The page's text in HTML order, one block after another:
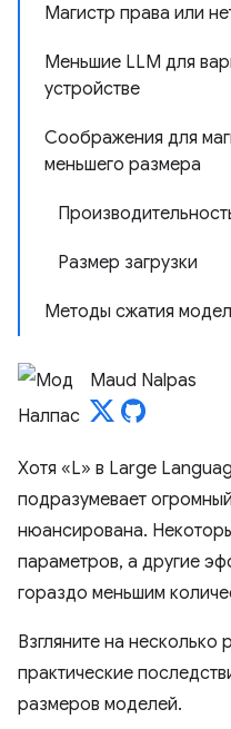
Магистр права или
Меньшие LLM для
устройстве
Соображения для
меньшего размера
Размер загрузки
Методы сжатия
Maud Nalpas
Хотя «L» в Large
подразумевает
нюансирована.
параметров, а другие
гораздо меньшим
Взгляните на
практические
размеров моделей.